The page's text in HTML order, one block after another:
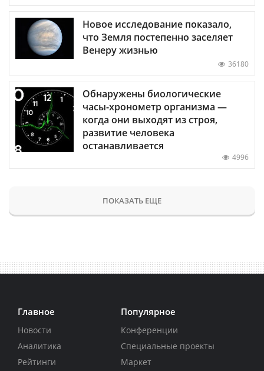
Новое исследование показало,
что Земля постепенно заселяет
Венеру жизнью
36180
Обнаружены биологические
часы-хронометр организма —
когда они выходят из строя,
развитие человека
останавливается
4996
ПОКАЗАТЬ ЕЩЕ
Главное
Новости
Аналитика
Рейтинги
Популярное
Конференции
Специальные проекты
Маркет